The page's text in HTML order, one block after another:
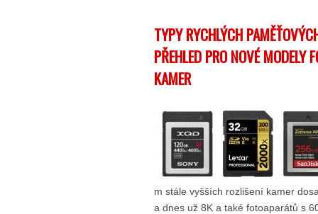
TYPY RYCHLÝCH
PŘEHLED PRO NOVÉ MODELY
KAMER
m stále vyšších rozlišení kamer
a dnes už 8K a také fotoaparátů s